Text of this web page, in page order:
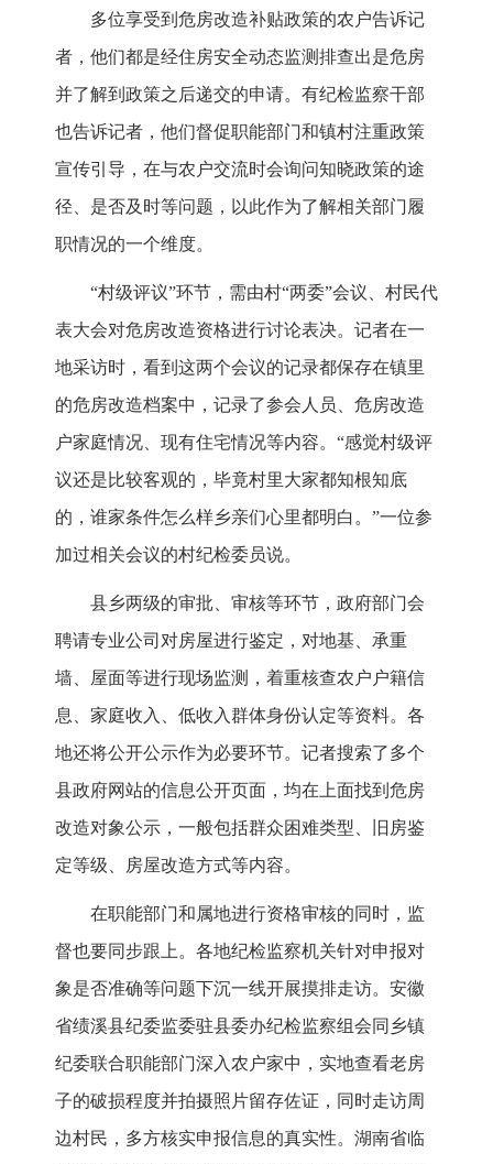
多位享受到危房改造补贴政策的农户告诉记
者，他们都是经住房安全动态监测排查出是危房
并了解到政策之后递交的申请。有纪检监察干部
也告诉记者，他们督促职能部门和镇村注重政策
宣传引导，在与农户交流时会询问知晓政策的途
径、是否及时等问题，以此作为了解相关部门履
职情况的一个维度。
“村级评议”环节，需由村“两委”会议、村民代
表大会对危房改造资格进行讨论表决。记者在一
地采访时，看到这两个会议的记录都保存在镇里
的危房改造档案中，记录了参会人员、危房改造
户家庭情况、现有住宅情况等内容。“感觉村级评
议还是比较客观的，毕竟村里大家都知根知底
的，谁家条件怎么样乡亲们心里都明白。”一位参
加过相关会议的村纪检委员说。
县乡两级的审批、审核等环节，政府部门会
聘请专业公司对房屋进行鉴定，对地基、承重
墙、屋面等进行现场监测，着重核查农户户籍信
息、家庭收入、低收入群体身份认定等资料。各
地还将公开公示作为必要环节。记者搜索了多个
县政府网站的信息公开页面，均在上面找到危房
改造对象公示，一般包括群众困难类型、旧房鉴
定等级、房屋改造方式等内容。
在职能部门和属地进行资格审核的同时，监
督也要同步跟上。各地纪检监察机关针对申报对
象是否准确等问题下沉一线开展摸排走访。安徽
省绩溪县纪委监委驻县委办纪检监察组会同乡镇
纪委联合职能部门深入农户家中，实地查看老房
子的破损程度并拍摄照片留存佐证，同时走访周
边村民，多方核实申报信息的真实性。湖南省临